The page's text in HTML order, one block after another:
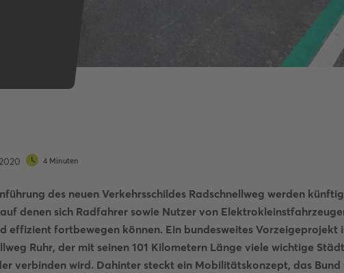
4 Minuten
des neuen Verkehrsschildes Radschnellweg werden
denen sich Radfahrer sowie Nutzer von
effizient fortbewegen können. Ein bundesweites Vorzeigeprojekt
Ruhr, der mit seinen 101 Kilometern Länge viele wichtige
verbinden wird. Dahinter steckt ein Mobilitätskonzept, das Bund